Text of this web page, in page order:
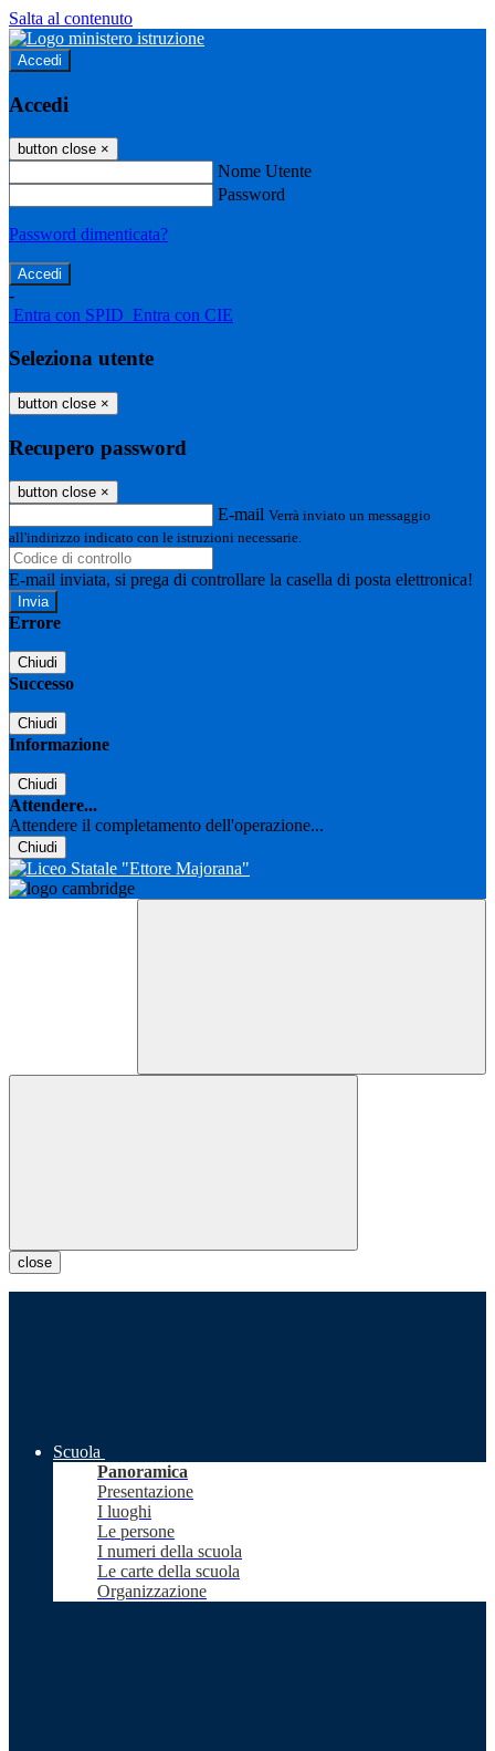
Salta al contenuto
Accedi
Accedi
button close ×
Nome Utente
Password
Password dimenticata?
-
Entra con SPID Entra con CIE
Seleziona utente
button close ×
Recupero password
button close ×
E-mail Verrà inviato un messaggio
all'indirizzo indicato con le istruzioni necessarie.
E-mail inviata, si prega di controllare la casella di posta elettronica!
Errore
Chiudi
Successo
Chiudi
Informazione
Chiudi
Attendere...
Attendere il completamento dell'operazione...
Chiudi
close
Scuola
Panoramica
Presentazione
I luoghi
Le persone
I numeri della scuola
Le carte della scuola
Organizzazione